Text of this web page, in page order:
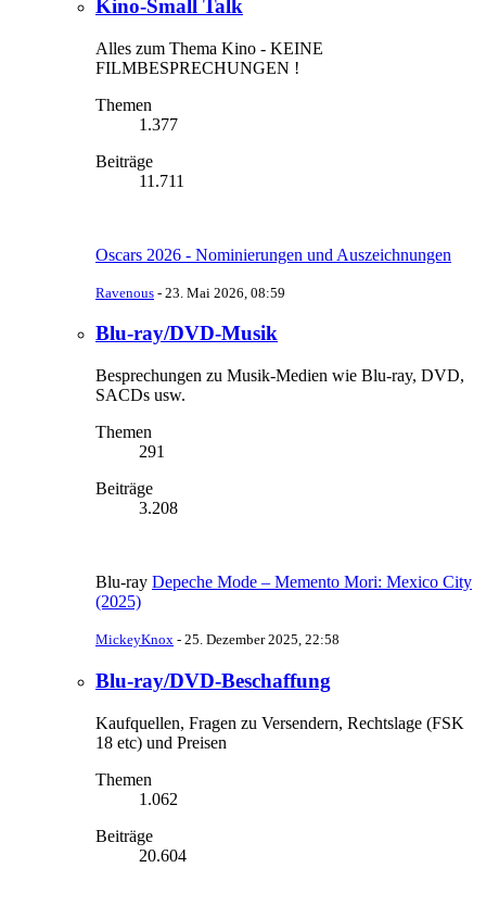
Kino-Small Talk
Alles zum Thema Kino - KEINE
FILMBESPRECHUNGEN !
Themen
1.377
Beiträge
11.711
Oscars 2026 - Nominierungen und Auszeichnungen
Ravenous - 23. Mai 2026, 08:59
Blu-ray/DVD-Musik
Besprechungen zu Musik-Medien wie Blu-ray, DVD,
SACDs usw.
Themen
291
Beiträge
3.208
Blu-ray Depeche Mode – Memento Mori: Mexico City
(2025)
MickeyKnox - 25. Dezember 2025, 22:58
Blu-ray/DVD-Beschaffung
Kaufquellen, Fragen zu Versendern, Rechtslage (FSK
18 etc) und Preisen
Themen
1.062
Beiträge
20.604